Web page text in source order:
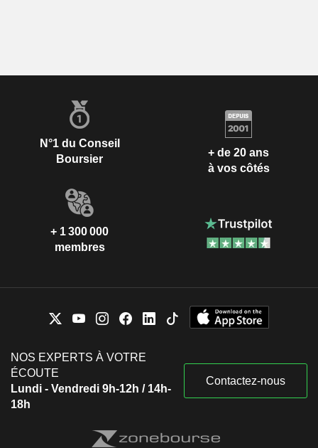
N°1 du Conseil
Boursier
+ de 20 ans
à vos côtés
+ 1 300 000
membres
NOS EXPERTS À VOTRE
ÉCOUTE
Lundi - Vendredi 9h-12h / 14h-
18h
Contactez-nous